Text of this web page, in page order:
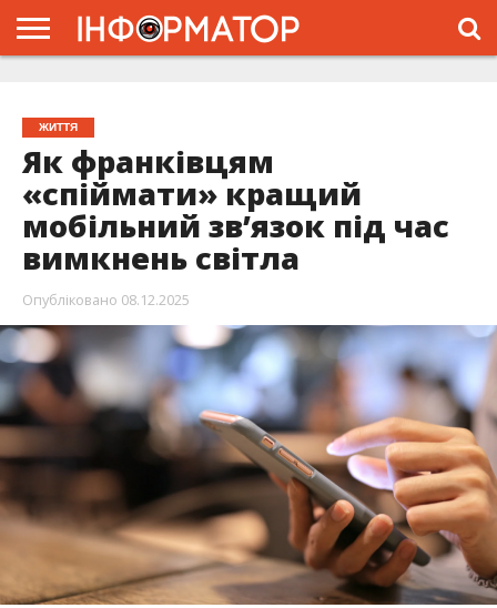
ЖИТТЯ
Як франківцям
«спіймати» кращий
мобільний звʼязок під час
вимкнень світла
Опубліковано 08.12.2025